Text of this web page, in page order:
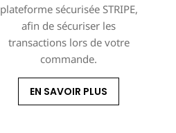
plateforme sécurisée STRIPE,
afin de sécuriser les
transactions lors de votre
commande.
EN SAVOIR PLUS